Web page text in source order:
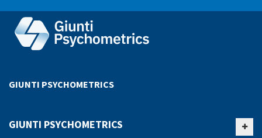
GIUNTI PSYCHOMETRICS
GIUNTI PSYCHOMETRICS